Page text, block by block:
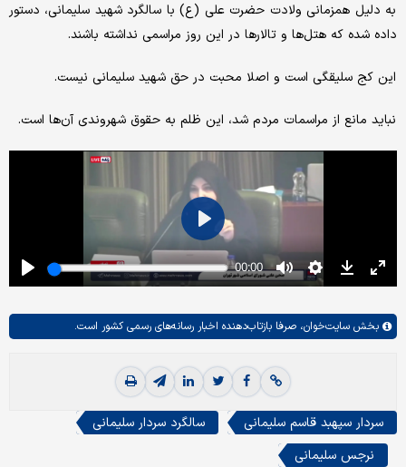
به دلیل همزمانی ولادت حضرت علی (ع) با سالگرد شهید سلیمانی، دستور
داده شده که هتل‌ها و تالار‌ها در این روز مراسمی نداشته باشند.
این کج سلیقگی است و اصلا محبت در حق شهید سلیمانی نیست.
نباید مانع از مراسمات مردم شد، این ظلم به حقوق شهروندی آن‌ها است.
بخش سایت‌خوان، صرفا بازتاب‌دهنده اخبار رسانه‌های رسمی کشور است.
سردار سپهبد قاسم سلیمانی
سالگرد سردار سلیمانی
نرجس سلیمانی